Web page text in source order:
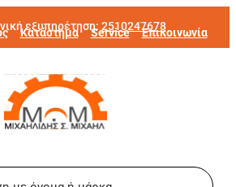
εξυπηρέτηση: 2510247678
Κατάστημα Service Επικοινωνία